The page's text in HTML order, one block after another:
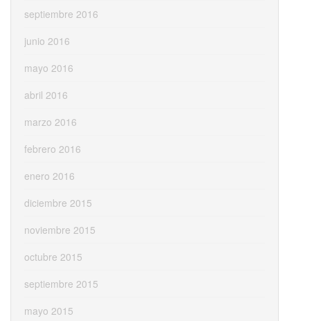
septiembre 2016
junio 2016
mayo 2016
abril 2016
marzo 2016
febrero 2016
enero 2016
diciembre 2015
noviembre 2015
octubre 2015
septiembre 2015
mayo 2015